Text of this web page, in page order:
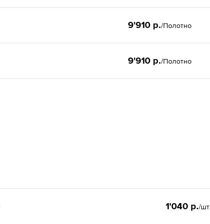
9'910 р./Полотно
9'910 р./Полотно
1'040 р./шт